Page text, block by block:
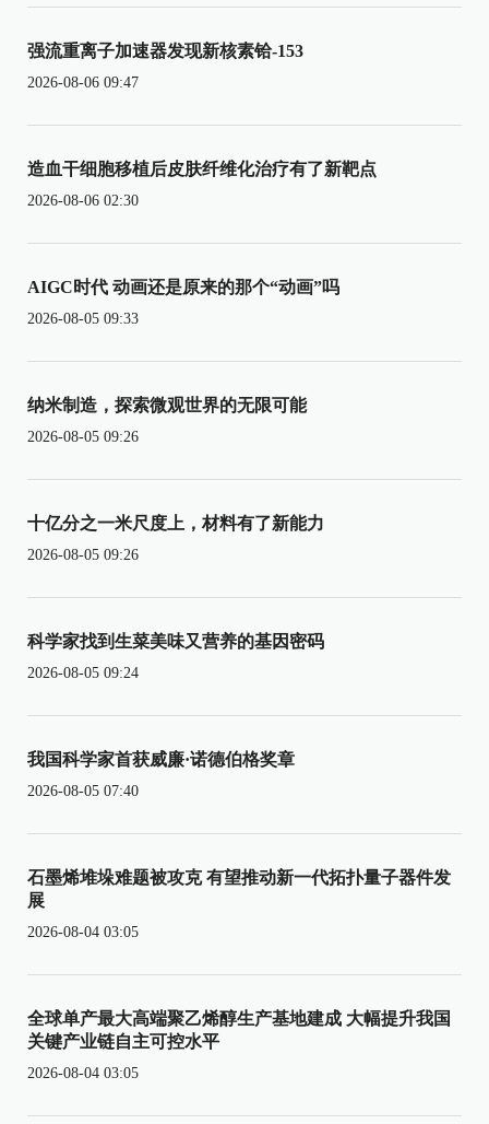
强流重离子加速器发现新核素铪-153
2026-08-06 09:47
造血干细胞移植后皮肤纤维化治疗有了新靶点
2026-08-06 02:30
AIGC时代 动画还是原来的那个“动画”吗
2026-08-05 09:33
纳米制造，探索微观世界的无限可能
2026-08-05 09:26
十亿分之一米尺度上，材料有了新能力
2026-08-05 09:26
科学家找到生菜美味又营养的基因密码
2026-08-05 09:24
我国科学家首获威廉·诺德伯格奖章
2026-08-05 07:40
石墨烯堆垛难题被攻克 有望推动新一代拓扑量子器件发
展
2026-08-04 03:05
全球单产最大高端聚乙烯醇生产基地建成 大幅提升我国
关键产业链自主可控水平
2026-08-04 03:05